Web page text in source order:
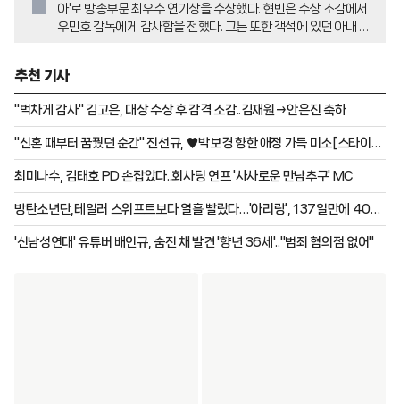
아'로 방송부문 최우수 연기상을 수상했다. 현빈은 수상 소감에서
우민호 감독에게 감사함을 전했다. 그는 또한 객석에 있던 아내 손
추천 기사
"벅차게 감사" 김고은, 대상 수상 후 감격 소감..김재원→안은진 축하
"신혼 때부터 꿈꿨던 순간" 진선규, ♥박보경 향한 애정 가득 미소[스타이
슈]
최미나수, 김태호 PD 손잡았다..회사팅 연프 '사사로운 만남추구' MC
방탄소년단,테일러 스위프트보다 열흘 빨랐다…'아리랑', 137일만에 40억
스트림[K-EYES]
'신남성연대' 유튜버 배인규, 숨진 채 발견 '향년 36세'.."범죄 혐의점 없어"